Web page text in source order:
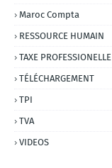
Maroc Compta
RESSOURCE HUMAIN
TAXE PROFESSIONELLE
TÉLÉCHARGEMENT
TPI
TVA
VIDEOS